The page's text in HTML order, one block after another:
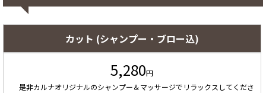
カット (シャンプー・ブロー込)
5,280円
是非カルナオリジナルのシャンプー＆マッサージでリラックスしてくださ